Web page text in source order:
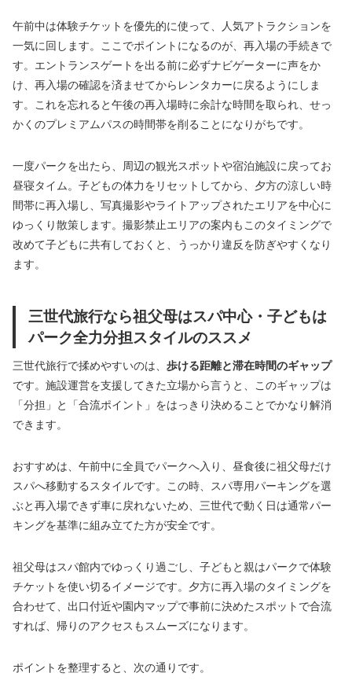
午前中は体験チケットを優先的に使って、人気アトラクションを
一気に回します。ここでポイントになるのが、再入場の手続きで
す。エントランスゲートを出る前に必ずナビゲーターに声をか
け、再入場の確認を済ませてからレンタカーに戻るようにしま
す。これを忘れると午後の再入場時に余計な時間を取られ、せっ
かくのプレミアムパスの時間帯を削ることになりがちです。
一度パークを出たら、周辺の観光スポットや宿泊施設に戻ってお
昼寝タイム。子どもの体力をリセットしてから、夕方の涼しい時
間帯に再入場し、写真撮影やライトアップされたエリアを中心に
ゆっくり散策します。撮影禁止エリアの案内もこのタイミングで
改めて子どもに共有しておくと、うっかり違反を防ぎやすくなり
ます。
三世代旅行なら祖父母はスパ中心・子どもは
パーク全力分担スタイルのススメ
三世代旅行で揉めやすいのは、 歩ける距離と滞在時間のギャップ
です。施設運営を支援してきた立場から言うと、このギャップは
「分担」と「合流ポイント」をはっきり決めることでかなり解消
できます。
おすすめは、午前中に全員でパークへ入り、昼食後に祖父母だけ
スパへ移動するスタイルです。この時、スパ専用パーキングを選
ぶと再入場できず車に戻れないため、三世代で動く日は通常パー
キングを基準に組み立てた方が安全です。
祖父母はスパ館内でゆっくり過ごし、子どもと親はパークで体験
チケットを使い切るイメージです。夕方に再入場のタイミングを
合わせて、出口付近や園内マップで事前に決めたスポットで合流
すれば、帰りのアクセスもスムーズになります。
ポイントを整理すると、次の通りです。